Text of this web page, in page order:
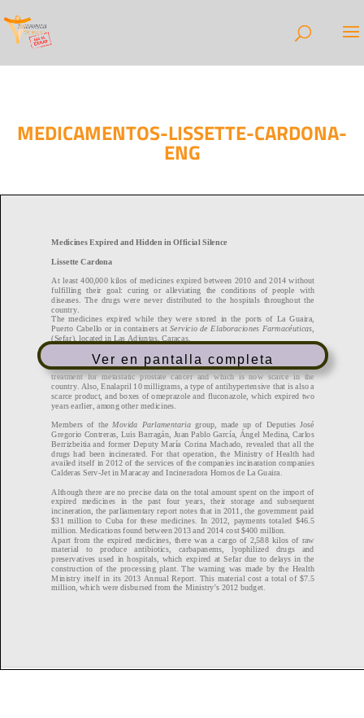
MEDICAMENTOS-LISSETTE-CARDONA-
ENG
Ver en pantalla completa